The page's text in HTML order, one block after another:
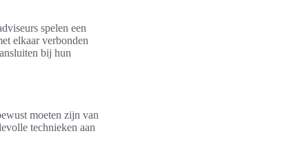
spelen een
elkaar verbonden
bij hun
moeten zijn van
technieken aan